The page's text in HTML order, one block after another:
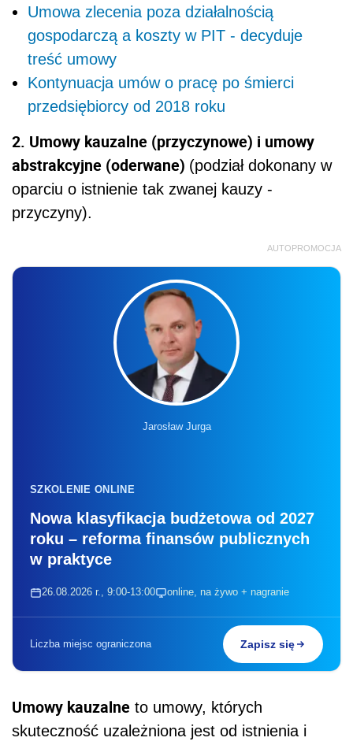
Umowa zlecenia poza działalnością
gospodarczą a koszty w PIT - decyduje
treść umowy
Kontynuacja umów o pracę po śmierci
przedsiębiorcy od 2018 roku
2. Umowy kauzalne (przyczynowe) i umowy
abstrakcyjne (oderwane) (podział dokonany w
oparciu o istnienie tak zwanej kauzy -
przyczyny).
AUTOPROMOCJA
Jarosław Jurga
SZKOLENIE ONLINE
Nowa klasyfikacja budżetowa od 2027
roku – reforma finansów publicznych
w praktyce
26.08.2026 r., 9:00-13:00 online, na żywo + nagranie
Liczba miejsc ograniczona Zapisz się
Umowy kauzalne to umowy, których
skuteczność uzależniona jest od istnienia i